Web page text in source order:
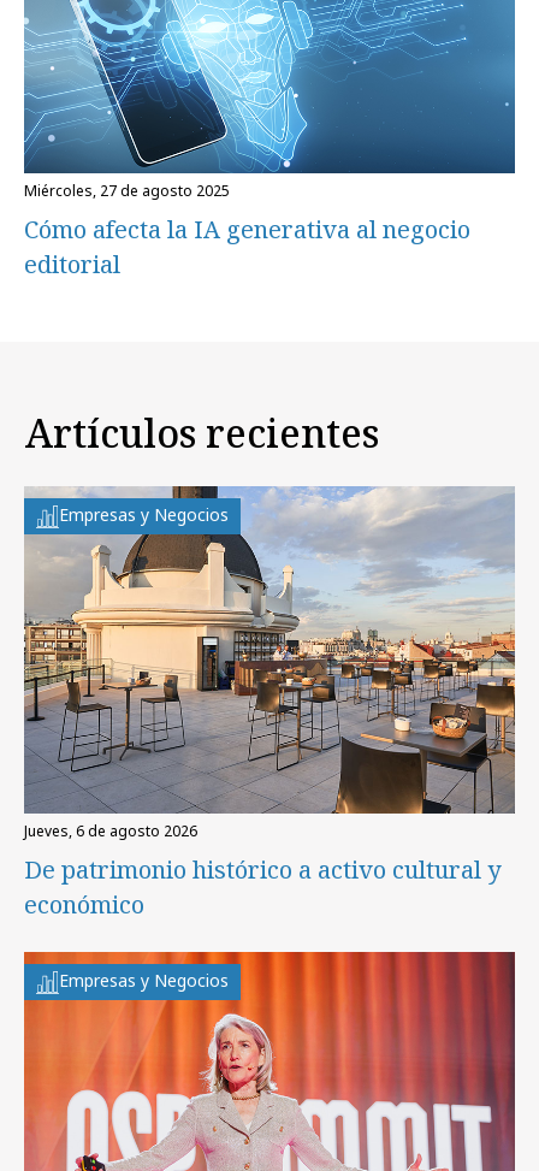
miércoles, 27 de agosto 2025
Cómo afecta la IA generativa al negocio
editorial
Artículos recientes
Empresas y Negocios
jueves, 6 de agosto 2026
De patrimonio histórico a activo cultural y
económico
Empresas y Negocios